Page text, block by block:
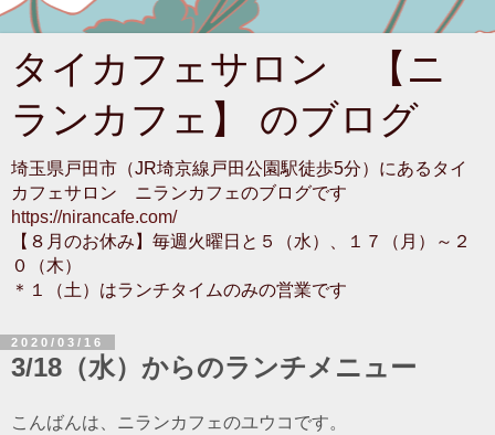
タイカフェサロン 【ニ
ランカフェ】 のブログ
埼玉県戸田市（JR埼京線戸田公園駅徒歩5分）にあるタイ
カフェサロン ニランカフェのブログです
https://nirancafe.com/
【８月のお休み】毎週火曜日と５（水）、１７（月）～２
０（木）
＊１（土）はランチタイムのみの営業です
2020/03/16
3/18（水）からのランチメニュー
こんばんは、ニランカフェのユウコです。